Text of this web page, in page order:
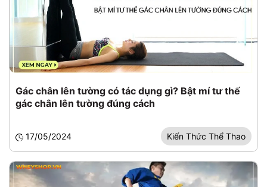
Gác chân lên tường có tác dụng gì? Bật mí tư thế
gác chân lên tường đúng cách
17/05/2024 Kiến Thức Thể Thao